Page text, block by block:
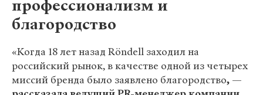
профессионализм и
благородство
«Когда 18 лет назад Röndell заходил на
российский рынок, в качестве одной из четырех
миссий бренда было заявлено благородство, —